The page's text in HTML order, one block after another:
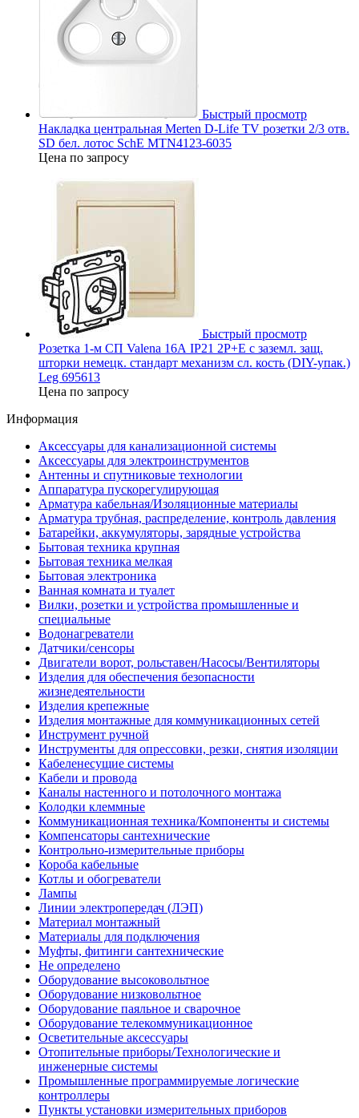
Быстрый просмотр
Накладка центральная Merten D-Life TV розетки 2/3 отв.
SD бел. лотос SchE MTN4123-6035
Цена по запросу
Быстрый просмотр
Розетка 1-м СП Valena 16А IP21 2P+E с заземл. защ.
шторки немецк. стандарт механизм сл. кость (DIY-упак.)
Leg 695613
Цена по запросу
Информация
Аксессуары для канализационной системы
Аксессуары для электроинструментов
Антенны и спутниковые технологии
Аппаратура пускорегулирующая
Арматура кабельная/Изоляционные материалы
Арматура трубная, распределение, контроль давления
Батарейки, аккумуляторы, зарядные устройства
Бытовая техника крупная
Бытовая техника мелкая
Бытовая электроника
Ванная комната и туалет
Вилки, розетки и устройства промышленные и
специальные
Водонагреватели
Датчики/сенсоры
Двигатели ворот, рольставен/Насосы/Вентиляторы
Изделия для обеспечения безопасности
жизнедеятельности
Изделия крепежные
Изделия монтажные для коммуникационных сетей
Инструмент ручной
Инструменты для опрессовки, резки, снятия изоляции
Кабеленесущие системы
Кабели и провода
Каналы настенного и потолочного монтажа
Колодки клеммные
Коммуникационная техника/Компоненты и системы
Компенсаторы сантехнические
Контрольно-измерительные приборы
Короба кабельные
Котлы и обогреватели
Лампы
Линии электропередач (ЛЭП)
Материал монтажный
Материалы для подключения
Муфты, фитинги сантехнические
Не определено
Оборудование высоковольтное
Оборудование низковольтное
Оборудование паяльное и сварочное
Оборудование телекоммуникационное
Осветительные аксессуары
Отопительные приборы/Технологические и
инженерные системы
Промышленные программируемые логические
контроллеры
Пункты установки измерительных приборов